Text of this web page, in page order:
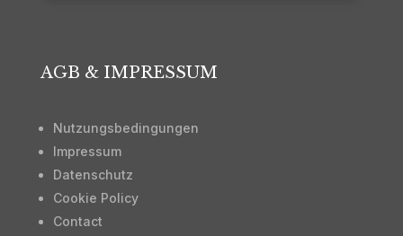
AGB & IMPRESSUM
Nutzungsbedingungen
Impressum
Datenschutz
Cookie Policy
Contact